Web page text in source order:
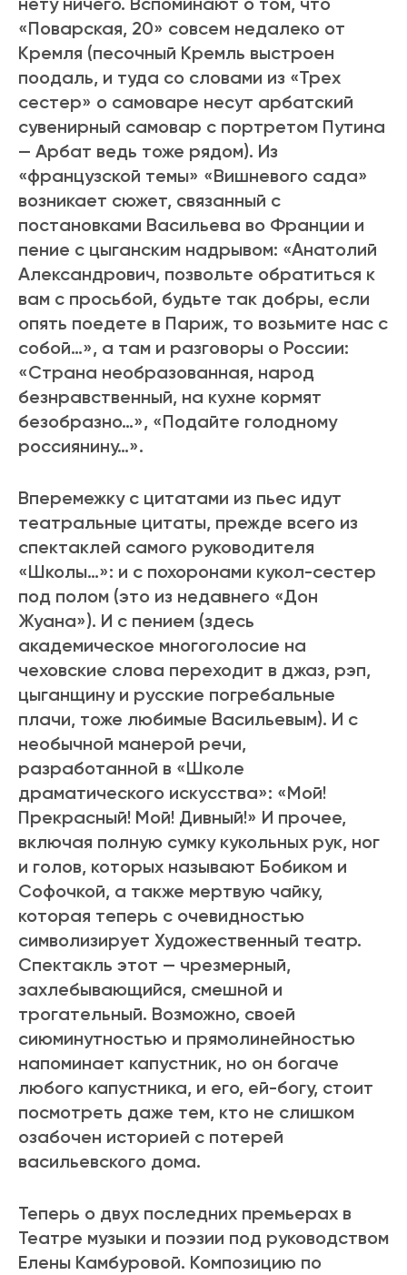
«Поварская, 20» совсем недалеко от
Кремля (песочный Кремль выстроен
поодаль, и туда со словами из «Трех
сестер» о самоваре несут арбатский
сувенирный самовар с портретом Путина
— Арбат ведь тоже рядом). Из
«французской темы» «Вишневого сада»
возникает сюжет, связанный с
постановками Васильева во Франции и
пение с цыганским надрывом: «Анатолий
Александрович, позвольте обратиться к
вам с просьбой, будьте так добры, если
опять поедете в Париж, то возьмите нас с
собой…», а там и разговоры о России:
«Страна необразованная, народ
безнравственный, на кухне кормят
безобразно…», «Подайте голодному
россиянину…».
Вперемежку с цитатами из пьес идут
театральные цитаты, прежде всего из
спектаклей самого руководителя
«Школы…»: и с похоронами кукол-сестер
под полом (это из недавнего «Дон
Жуана»). И с пением (здесь
академическое многоголосие на
чеховские слова переходит в джаз, рэп,
цыганщину и русские погребальные
плачи, тоже любимые Васильевым). И с
необычной манерой речи,
разработанной в «Школе
драматического искусства»: «Мой!
Прекрасный! Мой! Дивный!» И прочее,
включая полную сумку кукольных рук, ног
и голов, которых называют Бобиком и
Софочкой, а также мертвую чайку,
которая теперь с очевидностью
символизирует Художественный театр.
Спектакль этот — чрезмерный,
захлебывающийся, смешной и
трогательный. Возможно, своей
сиюминутностью и прямолинейностью
напоминает капустник, но он богаче
любого капустника, и его, ей-богу, стоит
посмотреть даже тем, кто не слишком
озабочен историей с потерей
васильевского дома.
Теперь о двух последних премьерах в
Театре музыки и поэзии под руководством
Елены Камбуровой. Композицию по